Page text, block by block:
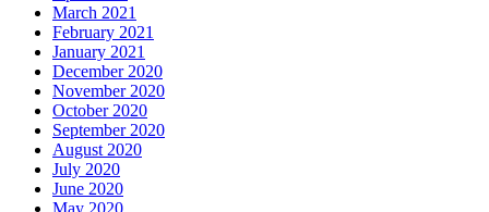
March 2021
February 2021
January 2021
December 2020
November 2020
October 2020
September 2020
August 2020
July 2020
June 2020